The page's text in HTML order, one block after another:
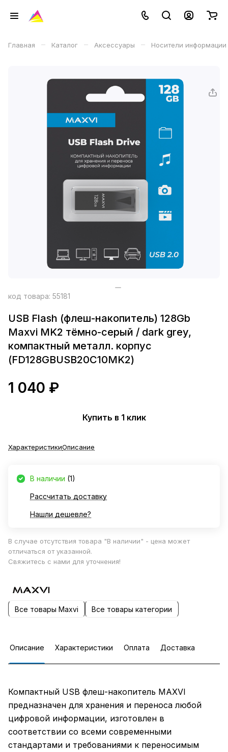
Главная – Каталог – Аксессуары – Носители информации
код товара: 55181
USB Flash (флеш-накопитель) 128Gb
Maxvi MK2 тёмно-серый / dark grey,
компактный металл. корпус
(FD128GBUSB20C10MK2)
1 040 ₽
Купить в 1 клик
ХарактеристикиОписание
В наличии (1)
Рассчитать доставку
Нашли дешевле?
В случае отсутствия товара "В наличии" - цена может
отличаться от указанной.
Свяжитесь с нами для уточнения!
Все товары Maxvi Все товары категории
Описание Характеристики Оплата Доставка
Компактный USB флеш-накопитель MAXVI
предназначен для хранения и переноса любой
цифровой информации, изготовлен в
соответствии со всеми современными
стандартами и требованиями к переносимым